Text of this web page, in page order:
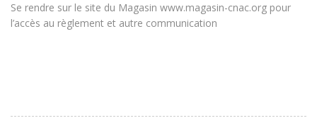
Se rendre sur le site du Magasin www.magasin-cnac.org pour
l’accès au règlement et autre communication